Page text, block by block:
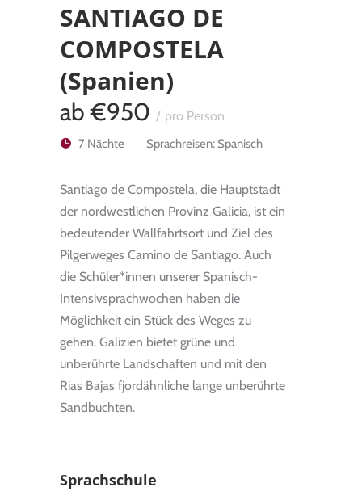
SANTIAGO DE
COMPOSTELA
(Spanien)
ab €950 pro Person
7 Nächte Sprachreisen: Spanisch
Santiago de Compostela, die Hauptstadt
der nordwestlichen Provinz Galicia, ist ein
bedeutender Wallfahrtsort und Ziel des
Pilgerweges Camino de Santiago. Auch
die Schüler*innen unserer Spanisch-
Intensivsprachwochen haben die
Möglichkeit ein Stück des Weges zu
gehen. Galizien bietet grüne und
unberührte Landschaften und mit den
Rias Bajas fjordähnliche lange unberührte
Sandbuchten.
Sprachschule